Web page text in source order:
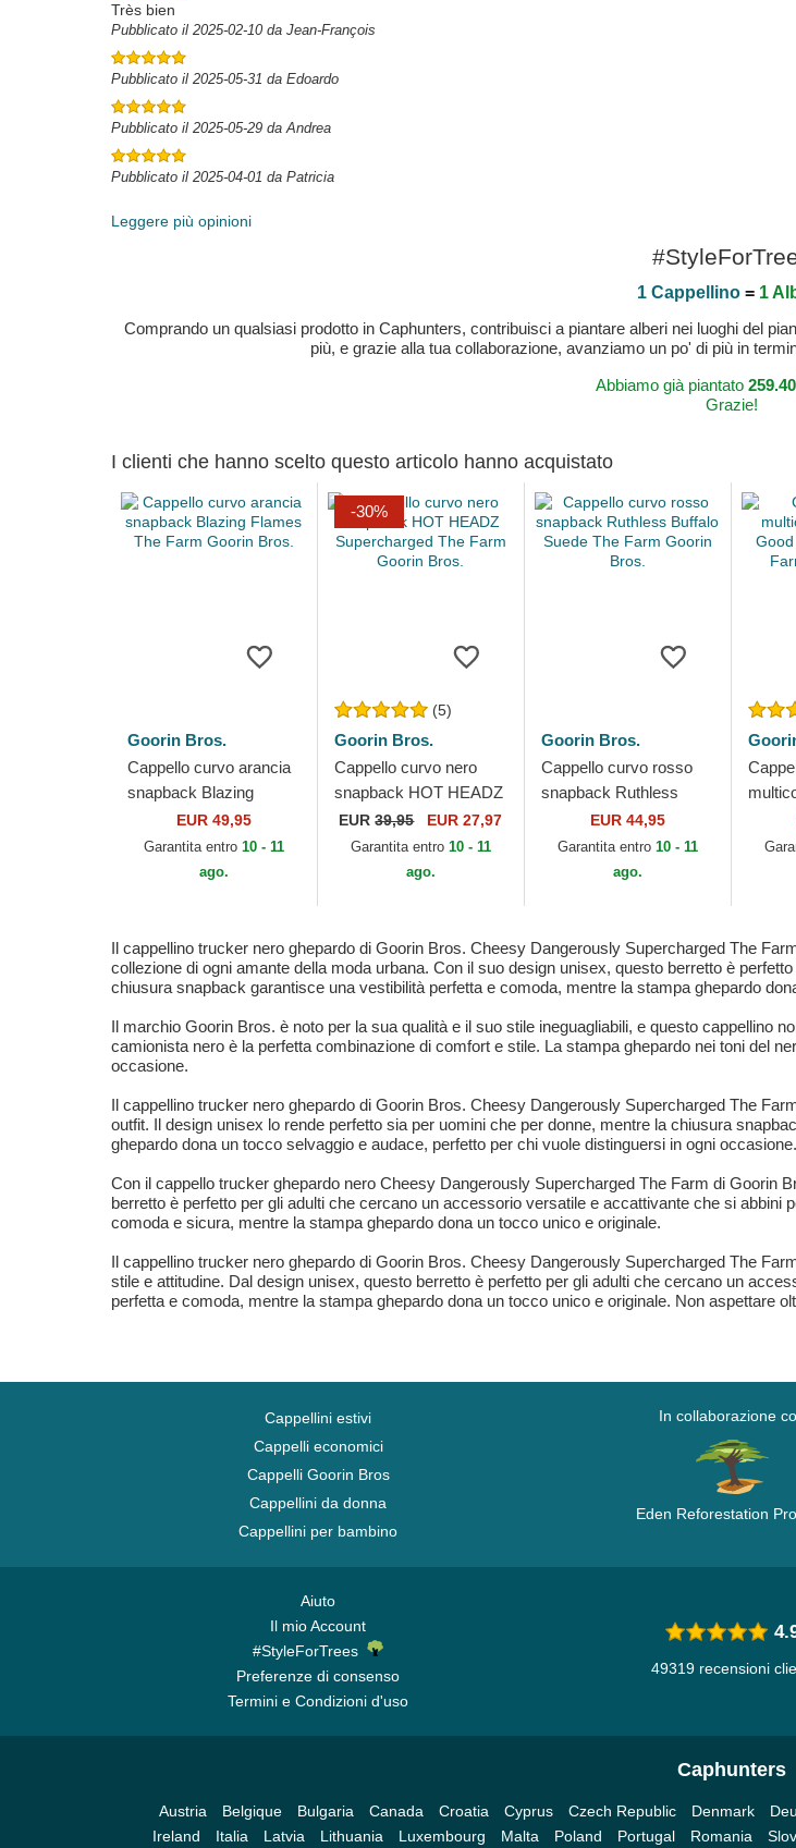
Très bien
Pubblicato il 2025-02-10 da Jean-François
Pubblicato il 2025-05-31 da Edoardo
Pubblicato il 2025-05-29 da Andrea
Pubblicato il 2025-04-01 da Patricia
Leggere più opinioni
1 Cappellino= 1
Comprando un qualsiasi prodotto in Caphunters, contribuisci a piantare alberi nei luoghi del
più, e grazie alla tua collaborazione, avanziamo un po' di più in
Abbiamo già piantato
Grazie!
I clienti che hanno scelto questo articolo hanno acquistato
Goorin Bros.
Cappello curvo arancia
snapback Blazing
Flames The Farm
Goorin Bros.
EUR 49,95
Garantita entro 10 - 11
ago.
-30%
(5)
Goorin Bros.
Cappello curvo nero
snapback HOT HEADZ
Supercharged The
Farm Goorin Bros.
EUR39,95 EUR 27,97
Garantita entro 10 - 11
ago.
Goorin Bros.
Cappello curvo rosso
snapback Ruthless
Buffalo Suede The Farm
Goorin Bros.
EUR 44,95
Garantita entro 10 - 11
ago.
Good
Farm
Il cappellino trucker nero ghepardo di Goorin Bros. Cheesy Dangerously Supercharged The
collezione di ogni amante della moda urbana. Con il suo design unisex, questo berretto è
chiusura snapback garantisce una vestibilità perfetta e comoda, mentre la stampa ghepardo
Il marchio Goorin Bros. è noto per la sua qualità e il suo stile ineguagliabili, e questo cappellino
camionista nero è la perfetta combinazione di comfort e stile. La stampa ghepardo nei toni del
occasione.
Il cappellino trucker nero ghepardo di Goorin Bros. Cheesy Dangerously Supercharged The
outfit. Il design unisex lo rende perfetto sia per uomini che per donne, mentre la chiusura
ghepardo dona un tocco selvaggio e audace, perfetto per chi vuole distinguersi in ogni occasione.
Con il cappello trucker ghepardo nero Cheesy Dangerously Supercharged The Farm di Goorin
berretto è perfetto per gli adulti che cercano un accessorio versatile e accattivante che si
comoda e sicura, mentre la stampa ghepardo dona un tocco unico e originale.
Il cappellino trucker nero ghepardo di Goorin Bros. Cheesy Dangerously Supercharged The
stile e attitudine. Dal design unisex, questo berretto è perfetto per gli adulti che cercano un
perfetta e comoda, mentre la stampa ghepardo dona un tocco unico e originale. Non aspettare
Cappellini estivi
Cappelli economici
Cappelli Goorin Bros
Cappellini da donna
Cappellini per bambino
In collaborazione
Eden Reforestation
Aiuto
Il mio Account
#StyleForTrees
Preferenze di consenso
Termini e Condizioni d'uso
49319 recensioni
Caphunters
Austria Belgique Bulgaria Canada Croatia Cyprus Czech Republic Denmark
Ireland
Italia Latvia Lithuania Luxembourg Malta Poland Portugal Romania